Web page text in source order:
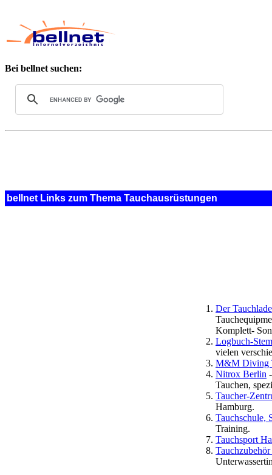
Bei bellnet suchen:
bellnet Links zum Thema Tauchausrüstungen
Der
Komplett-
Logbuch-
vielen
M&M Diving
Nitrox Berlin
Tauchen,
Taucher-
Hamburg.
Tauchschule,
Training.
Tauchsport